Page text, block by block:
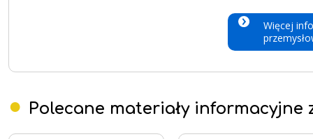
Więcej
Polecane materiały informacyjne